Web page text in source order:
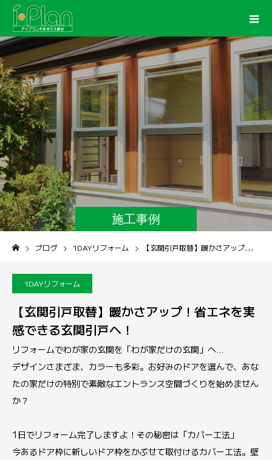
施工事例
ブログ 1DAYリフォーム 【玄関引戸取替】暖かさアップ！省エネを実感できる玄関引戸へ！
1DAYリフォーム
【玄関引戸取替】暖かさアップ！省エネを実
感できる玄関引戸へ！
リフォームでわが家の玄関を「わが家だけの玄関」へ…
デザインさまざま、カラーも多彩。お好みのドアを選んで、あな
たの家だけの特別で素敵なエントランス空間づくりを始めません
か？
1日でリフォーム完了しますよ！その秘密は「カバー工法」
今あるドア枠に新しいドア枠をかぶせて取付けるカバー工法。壁